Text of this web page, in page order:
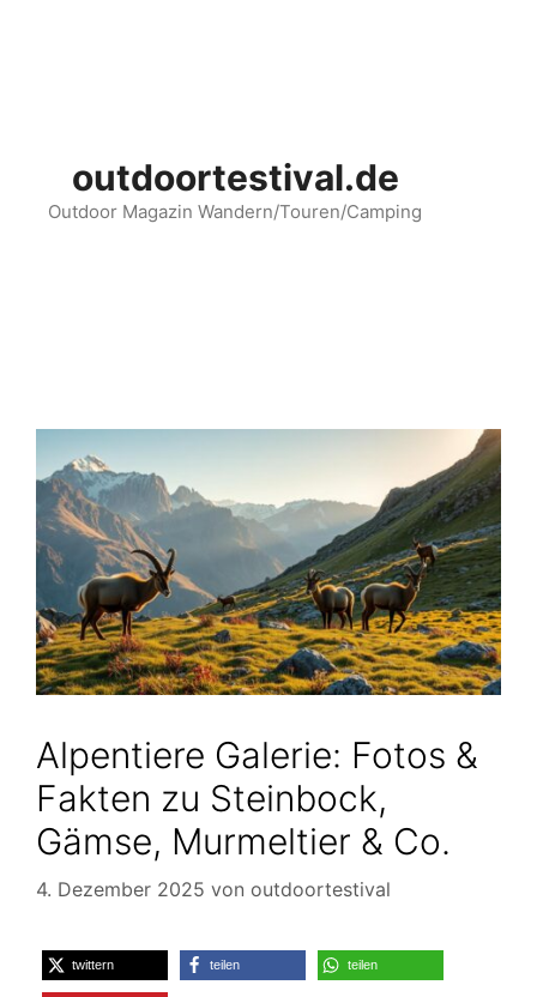
outdoortestival.de
Outdoor Magazin Wandern/Touren/Camping
Alpentiere Galerie: Fotos &
Fakten zu Steinbock,
Gämse, Murmeltier & Co.
4. Dezember 2025 von outdoortestival
twittern teilen teilen